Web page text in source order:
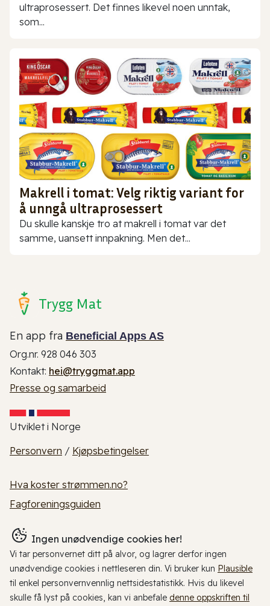
ultraprosessert. Det finnes likevel noen unntak,
som...
Makrell i tomat: Velg riktig variant for
å unngå ultraprosessert
Du skulle kanskje tro at makrell i tomat var det
samme, uansett innpakning. Men det...
Trygg Mat
En app fra Beneficial Apps AS
Org.nr. 928 046 303
Kontakt: hei@tryggmat.app
Presse og samarbeid
Utviklet i Norge
Personvern / Kjøpsbetingelser
Hva koster strømmen.no?
Fagforeningsguiden
Ingen unødvendige cookies her!
Vi tar personvernet ditt på alvor, og lagrer derfor ingen
unødvendige cookies i nettleseren din. Vi bruker kun Plausible
til enkel personvernvennlig nettsidestatistikk. Hvis du likevel
skulle få lyst på cookies, kan vi anbefale denne oppskriften til